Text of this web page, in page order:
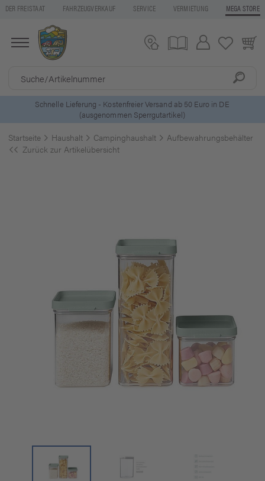
DER FREISTAAT FAHRZEUGVERKAUF SERVICE VERMIETUNG MEGA STORE
5 Euro Gutschein* beiNewsletter-Anmeldung
Startseite Haushalt Campinghaushalt
Aufbewahrungsbehälter
Zurück zur Artikelübersicht